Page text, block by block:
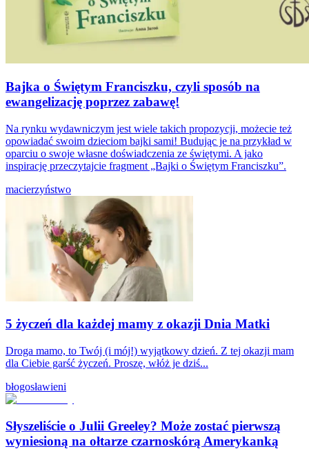
Bajka o Świętym Franciszku, czyli sposób na
ewangelizację poprzez zabawę!
Na rynku wydawniczym jest wiele takich propozycji, możecie też
opowiadać swoim dzieciom bajki sami! Budując je na przykład w
oparciu o swoje własne doświadczenia ze świętymi. A jako
inspirację przeczytajcie fragment „Bajki o Świętym Franciszku”.
macierzyństwo
5 życzeń dla każdej mamy z okazji Dnia Matki
Droga mamo, to Twój (i mój!) wyjątkowy dzień. Z tej okazji mam
dla Ciebie garść życzeń. Proszę, włóż je dziś...
błogosławieni
Słyszeliście o Julii Greeley? Może zostać pierwszą
wyniesioną na ołtarze czarnoskórą Amerykanką